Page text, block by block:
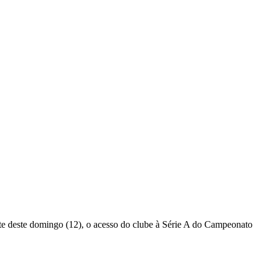
domingo (12), o acesso do clube à Série A do Campeonato